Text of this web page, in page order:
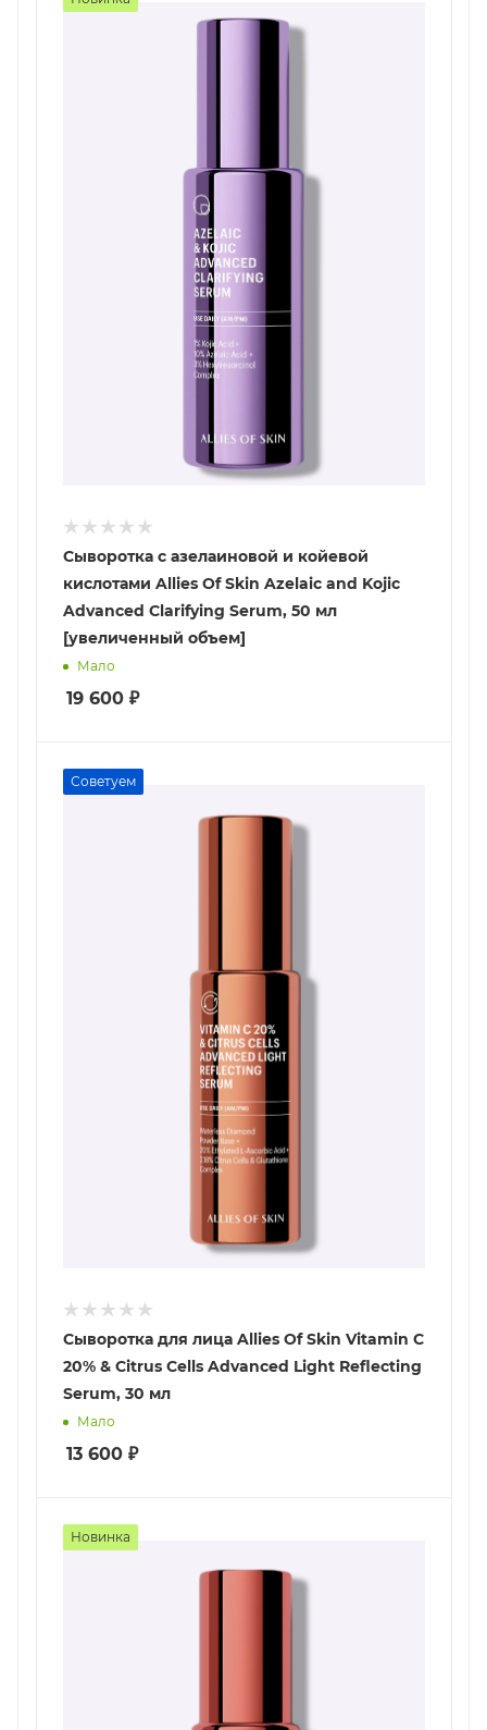
Сыворотка с азелаиновой и койевой
кислотами Allies Of Skin Azelaic and Kojic
Advanced Clarifying Serum, 50 мл
[увеличенный объем]
Мало
19 600 ₽
Советуем
Сыворотка для лица Allies Of Skin Vitamin C
20% & Citrus Cells Advanced Light Reflecting
Serum, 30 мл
Мало
13 600 ₽
Новинка